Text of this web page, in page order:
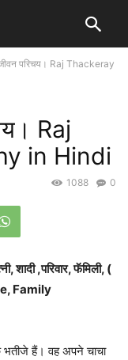
परिचय। Raj Thackeray
Raj
in Hindi
0
1088
शादी ,परिवार, फॅमिली, (
Family
भतीजे हैं। वह अपने चाचा